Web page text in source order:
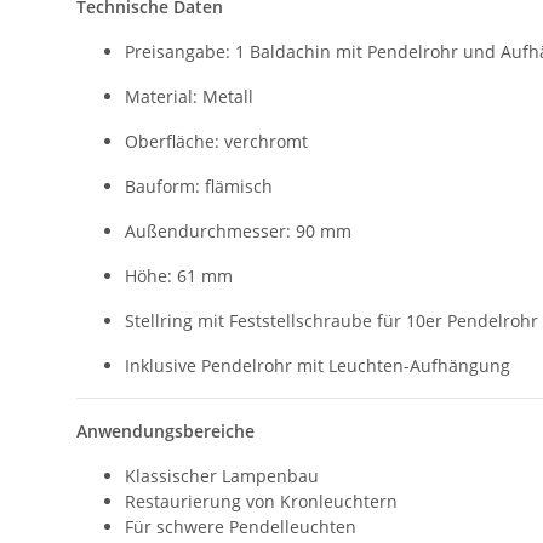
Technische Daten
Preisangabe: 1 Baldachin mit Pendelrohr und
Material: Metall
Oberfläche: verchromt
Bauform: flämisch
Außendurchmesser: 90 mm
Höhe: 61 mm
Stellring mit Feststellschraube für 10er Pendelrohr
Inklusive Pendelrohr mit Leuchten-Aufhängung
Anwendungsbereiche
Klassischer Lampenbau
Restaurierung von Kronleuchtern
Für schwere Pendelleuchten